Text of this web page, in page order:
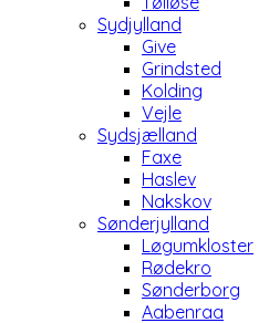
Sydjylland
Give
Grindsted
Kolding
Vejle
Sydsjælland
Faxe
Haslev
Nakskov
Sønderjylland
Løgumkloster
Rødekro
Sønderborg
Aabenraa